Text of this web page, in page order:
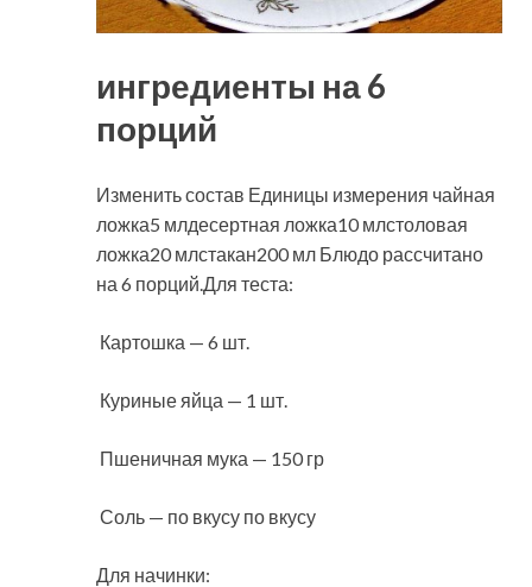
ингредиенты на 6
порций
Изменить состав Единицы измерения чайная
ложка5 млдесертная ложка10 млстоловая
ложка20 млстакан200 мл Блюдо рассчитано
на 6 порций.Для теста:
Картошка — 6 шт.
Куриные яйца — 1 шт.
Пшеничная мука — 150 гр
Соль — по вкусу по вкусу
Для начинки: